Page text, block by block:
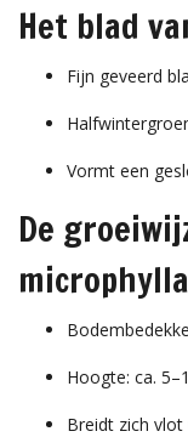
Het blad
Fijn geveerd
Vormt een
De
Hoogte: ca.
Breidt zich